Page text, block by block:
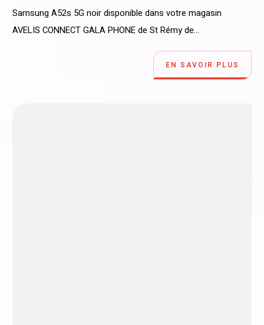
Samsung A52s 5G noir disponible dans votre magasin
AVELIS CONNECT GALA PHONE de St Rémy de...
EN SAVOIR PLUS